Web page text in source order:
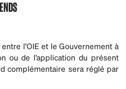
l’OIE et le Gouvernement à
ou de l’application du présent
complémentaire sera réglé par